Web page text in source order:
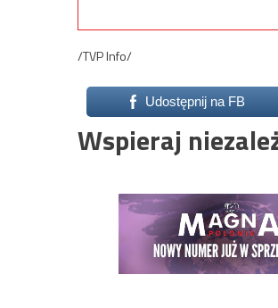
/TVP Info/
Udostępnij na FB
Wspieraj